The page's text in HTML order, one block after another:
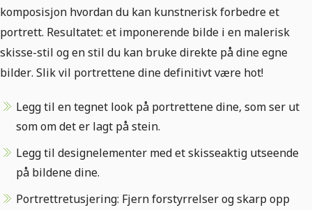
komposisjon hvordan du kan kunstnerisk forbedre et
portrett. Resultatet: et imponerende bilde i en malerisk
skisse-stil og en stil du kan bruke direkte på dine egne
bilder. Slik vil portrettene dine definitivt være hot!
Legg til en tegnet look på portrettene dine, som ser ut
som om det er lagt på stein.
Legg til designelementer med et skisseaktig utseende
på bildene dine.
Portrettretusjering: Fjern forstyrrelser og skarp opp